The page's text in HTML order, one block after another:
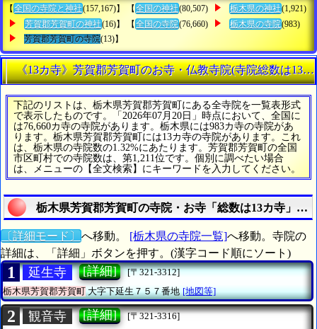
【 全国の寺院と神社(157,167)】 【 全国の神社(80,507) 栃木県の神社(1,921)
芳賀郡芳賀町の神社(16)】 【 全国の寺院(76,660) 栃木県の寺院(983)
芳賀郡芳賀町の寺院(13)】
《13カ寺》芳賀郡芳賀町のお寺・仏教寺院(寺院総数は13
下記のリストは、栃木県芳賀郡芳賀町にある全寺院を一覧表形式
で表示したものです。「2026年07月20日」時点において、全国に
は76,660カ寺の寺院があります。栃木県には983カ寺の寺院があ
ります。栃木県芳賀郡芳賀町には13カ寺の寺院があります。これ
は、栃木県の寺院数の1.32%にあたります。芳賀郡芳賀町の全国
市区町村での寺院数は、第1,211位です。個別に調べたい場合
は、メニューの【全文検索】にキーワードを入力してください。
栃木県芳賀郡芳賀町の寺院・お寺「総数は13カ寺」を
〔詳細モード〕 へ移動。 [栃木県の寺院一覧]へ移動。寺院の
詳細は、「詳細」ボタンを押す。(漢字コード順にソート)
1 延生寺 [詳細]
[〒321-3312]
栃木県芳賀郡芳賀町大字下延生７５７番地 [地図等]
2 観音寺 [詳細]
[〒321-3316]